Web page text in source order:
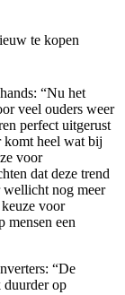
te kopen
“Nu het
veel ouders weer
perfect uitgerust
komt heel wat bij
voor
dat deze trend
wellicht nog meer
voor
mensen een
“De
duurder op